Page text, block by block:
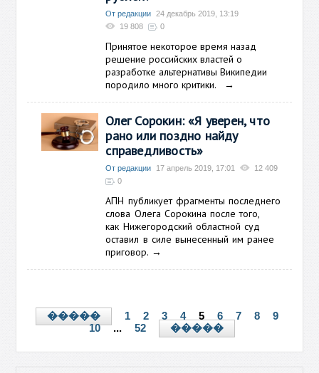
От редакции
24 декабрь 2019, 13:19
19 808
0
Принятое некоторое время назад
решение российских властей о
разработке альтернативы Википедии
породило много критики.
→
Олег Сорокин: «Я уверен, что
рано или поздно найду
справедливость»
От редакции 17 апрель 2019, 17:01
12 409
0
АПН публикует фрагменты последнего
слова Олега Сорокина после того,
как Нижегородский областной суд
оставил в силе вынесенный им ранее
приговор. →
����� 1 2 3 4 5 6 7 8
9
10
... 52 �����